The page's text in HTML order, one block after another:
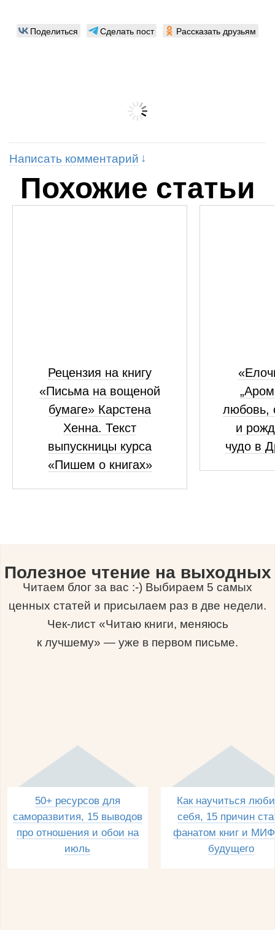
Поделиться Сделать пост Рассказать друзьям
Написать комментарий
Похожие статьи
Рецензия на книгу
«Письма на вощеной
бумаге» Карстена
Хенна. Текст
выпускницы курса
«Пишем о книгах»
любовь,
и
чудо в
Полезное чтение на выходных
Читаем блог за вас :-) Выбираем 5 самых
ценных статей и присылаем раз в две недели.
Чек-лист «Читаю книги, меняюсь
к лучшему» — уже в первом письме.
50+ ресурсов для
саморазвития, 15 выводов
про отношения и обои на
июль
Как научиться
себя, 15 причин
фанатом книг и
будущего